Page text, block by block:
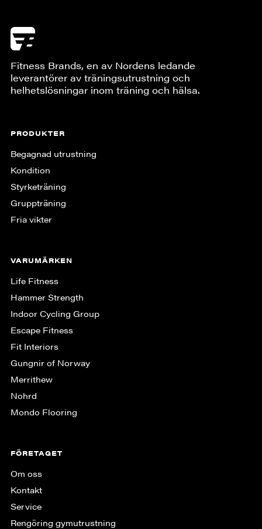
Fitness Brands, en av Nordens ledande
leverantörer av träningsutrustning och
helhetslösningar inom träning och hälsa.
PRODUKTER
Begagnad utrustning
Kondition
Styrketräning
Gruppträning
Fria vikter
VARUMÄRKEN
Life Fitness
Hammer Strength
Indoor Cycling Group
Escape Fitness
Fit Interiors
Gungnir of Norway
Merrithew
Nohrd
Mondo Flooring
FÖRETAGET
Om oss
Kontakt
Service
Rengöring gymutrustning